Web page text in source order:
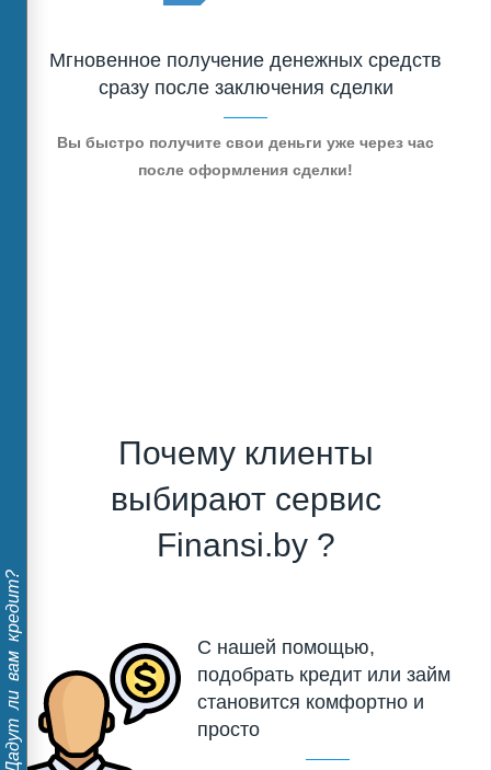
Дадут ли вам кредит?
Мгновенное получение денежных средств
сразу после заключения сделки
Вы быстро получите свои деньги уже через час
после оформления сделки!
Почему клиенты
выбирают сервис
Finansi.by ?
С нашей помощью,
подобрать кредит или займ
становится комфортно и
просто